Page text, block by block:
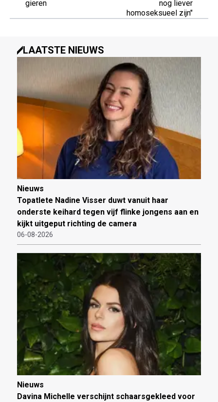
gieren
nog liever
homoseksueel zijn"
LAATSTE NIEUWS
Nieuws
Topatlete Nadine Visser duwt vanuit haar
onderste keihard tegen vijf flinke jongens aan en
kijkt uitgeput richting de camera
06-08-2026
Nieuws
Davina Michelle verschijnt schaarsgekleed voor